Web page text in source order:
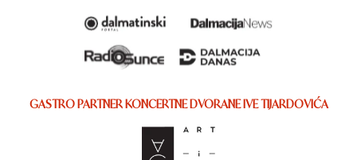
GASTRO PARTNER KONCERTNE DVORANE IVE TIJARDOVIĆA